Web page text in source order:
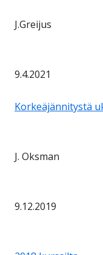
J.Greijus
9.4.2021
Korkeäjännitystä
J. Oksman
9.12.2019